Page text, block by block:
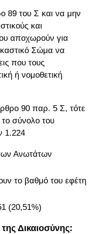
89 του Σ και να μην
και
αποχωρούν για
Σώμα να
που τους
ή νομοθετική
90 παρ. 5 Σ, τότε
σύνολο του
1.224
Ανωτάτων
το βαθμό του εφέτη
(20,51%)
Δικαιοσύνης: